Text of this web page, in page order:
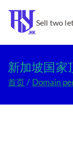
内
Sell two
新加坡国家
首页 Domain